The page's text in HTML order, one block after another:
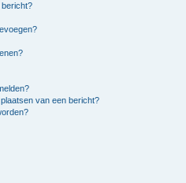
bericht?
van een bericht?